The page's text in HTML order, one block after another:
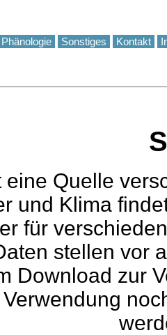
Phänologie Sonstiges Kontakt
eine Quelle
und Klima
für
stellen vor
Download zur